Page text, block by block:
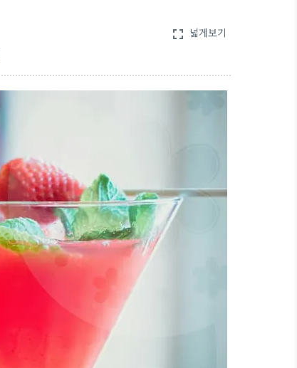
fullscreen 넓게보기